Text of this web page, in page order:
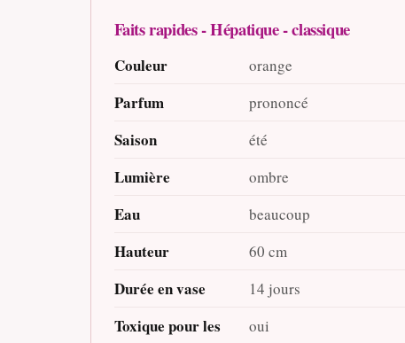
Faits rapides - Hépatique - classique
Couleur orange
Parfum prononcé
Saison été
Lumière ombre
Eau beaucoup
Hauteur 60 cm
Durée en vase 14 jours
Toxique pour les
oui